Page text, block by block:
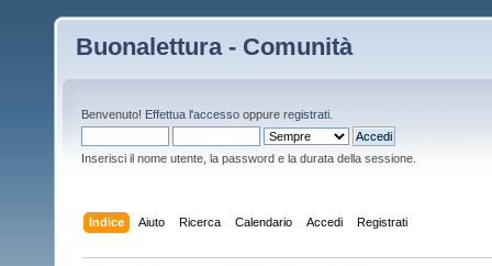
Buonalettura - Comunità
Benvenuto! Effettua l'accesso oppure registrati
Inserisci il nome utente, la password e la durata della sessione.
Indice Aiuto Ricerca Calendario Accedi Registrati